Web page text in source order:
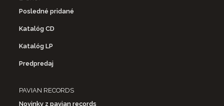
Posledné pridané
Katalóg CD
Katalóg LP
Predpredaj
PAVIAN RECORDS
Novinky z pavian records